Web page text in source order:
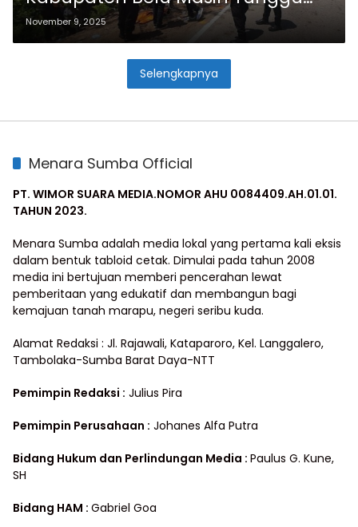
Hasil Autopsi
November 9, 2025
Selengkapnya
Menara Sumba Official
PT. WIMOR SUARA MEDIA.NOMOR AHU 0084409.AH.01.01.
TAHUN 2023.
Menara Sumba adalah media lokal yang pertama kali eksis
dalam bentuk tabloid cetak. Dimulai pada tahun 2008
media ini bertujuan memberi pencerahan lewat
pemberitaan yang edukatif dan membangun bagi
kemajuan tanah marapu, negeri seribu kuda.
Alamat Redaksi : Jl. Rajawali, Kataparoro, Kel. Langgalero,
Tambolaka-Sumba Barat Daya-NTT
Pemimpin Redaksi : Julius Pira
Pemimpin Perusahaan : Johanes Alfa Putra
Bidang Hukum dan Perlindungan Media : Paulus G. Kune,
SH
Bidang HAM : Gabriel Goa